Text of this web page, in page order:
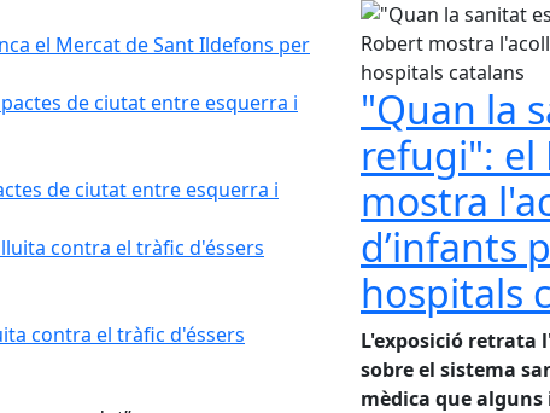
el Mercat de Sant Ildefons per
de ciutat entre esquerra i
contra el tràfic d'éssers
"Quan la
refugi": el
mostra
d’infants
hospitals
L'exposició retrata
sobre el sistema
mèdica que